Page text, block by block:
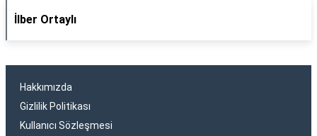
İlber Ortaylı
Hakkımızda
Gizlilik Politikası
Kullanıcı Sözleşmesi